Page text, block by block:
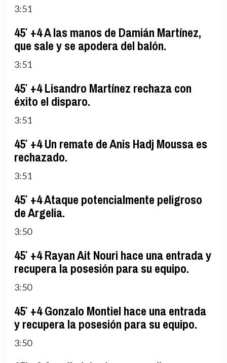
3:51
45′ +4 A las manos de Damián Martínez,
que sale y se apodera del balón.
3:51
45′ +4 Lisandro Martínez rechaza con
éxito el disparo.
3:51
45′ +4 Un remate de Anis Hadj Moussa es
rechazado.
3:51
45′ +4 Ataque potencialmente peligroso
de Argelia.
3:50
45′ +4 Rayan Ait Nouri hace una entrada y
recupera la posesión para su equipo.
3:50
45′ +4 Gonzalo Montiel hace una entrada
y recupera la posesión para su equipo.
3:50